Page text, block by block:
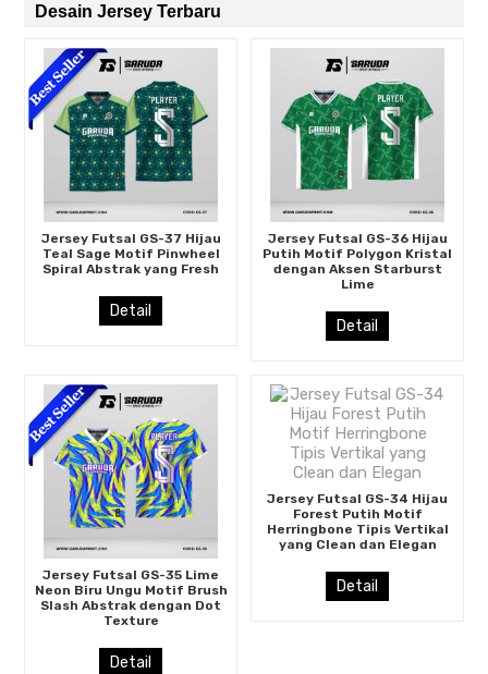
Desain Jersey Terbaru
Jersey Futsal GS-37 Hijau
Teal Sage Motif Pinwheel
Spiral Abstrak yang Fresh
Detail
Jersey Futsal GS-36 Hijau
Putih Motif Polygon Kristal
dengan Aksen Starburst
Lime
Detail
Jersey Futsal GS-35 Lime
Neon Biru Ungu Motif Brush
Slash Abstrak dengan Dot
Texture
Detail
Jersey Futsal GS-34 Hijau
Forest Putih Motif
Herringbone Tipis Vertikal
yang Clean dan Elegan
Detail